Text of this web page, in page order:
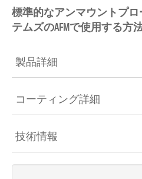
標準的なアンマウントプ
テムズのAFMで使用する方
製品詳細
コーティング詳細
技術情報